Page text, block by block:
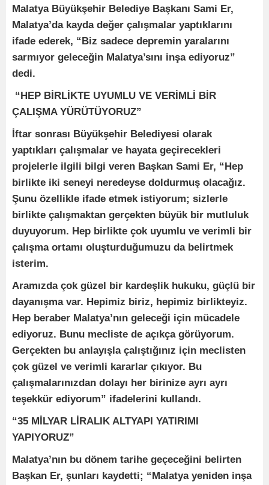
Malatya Büyükşehir Belediye Başkanı Sami Er,
Malatya’da kayda değer çalışmalar yaptıklarını
ifade ederek, “Biz sadece depremin yaralarını
sarmıyor geleceğin Malatya’sını inşa ediyoruz”
dedi.
“HEP BİRLİKTE UYUMLU VE VERİMLİ BİR
ÇALIŞMA YÜRÜTÜYORUZ”
İftar sonrası Büyükşehir Belediyesi olarak
yaptıkları çalışmalar ve hayata geçirecekleri
projelerle ilgili bilgi veren Başkan Sami Er, “Hep
birlikte iki seneyi neredeyse doldurmuş olacağız.
Şunu özellikle ifade etmek istiyorum; sizlerle
birlikte çalışmaktan gerçekten büyük bir mutluluk
duyuyorum. Hep birlikte çok uyumlu ve verimli bir
çalışma ortamı oluşturduğumuzu da belirtmek
isterim.
Aramızda çok güzel bir kardeşlik hukuku, güçlü bir
dayanışma var. Hepimiz biriz, hepimiz birlikteyiz.
Hep beraber Malatya’nın geleceği için mücadele
ediyoruz. Bunu mecliste de açıkça görüyorum.
Gerçekten bu anlayışla çalıştığınız için meclisten
çok güzel ve verimli kararlar çıkıyor. Bu
çalışmalarınızdan dolayı her birinize ayrı ayrı
teşekkür ediyorum” ifadelerini kullandı.
“35 MİLYAR LİRALIK ALTYAPI YATIRIMI
YAPIYORUZ”
Malatya’nın bu dönem tarihe geçeceğini belirten
Başkan Er, şunları kaydetti; “Malatya yeniden inşa